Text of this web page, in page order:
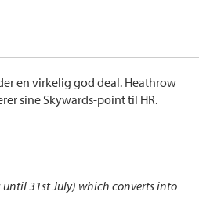
en virkelig god deal. Heathrow
sine Skywards-point til HR.
until 31st July) which converts into